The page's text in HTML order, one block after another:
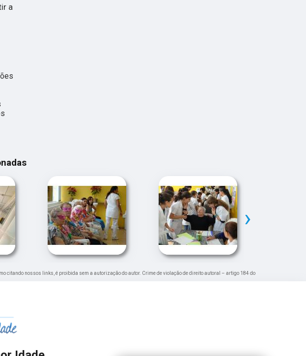
a
›
citando nossos links, é proibida sem a autorização do autor. Crime de violação de direito autoral – artigo 184 do